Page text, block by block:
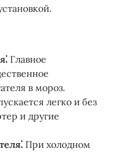
Главное
в мороз.
легко и без
и другие
При холодном